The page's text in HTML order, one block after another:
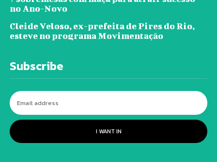
no Ano-Novo
Cleide Veloso, ex-prefeita de Pires do Rio,
esteve no programa Movimentação
Subscribe
I WANT IN